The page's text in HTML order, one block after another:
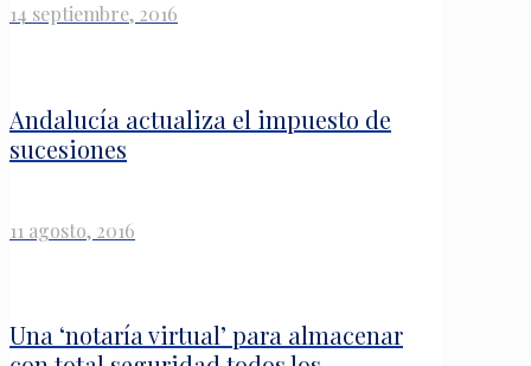
14 septiembre, 2016
Andalucía actualiza el impuesto de
sucesiones
11 agosto, 2016
Una ‘notaría virtual’ para almacenar